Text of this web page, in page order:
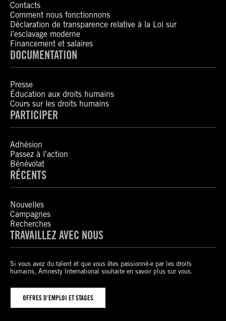
Contacts
Comment nous fonctionnons
Déclaration de transparence relative à la Loi sur
l’esclavage moderne
Financement et salaires
DOCUMENTATION
Presse
Éducation aux droits humains
Cours sur les droits humains
PARTICIPER
Adhésion
Passez à l’action
Bénévolat
RÉCENTS
Nouvelles
Campagnes
Recherches
TRAVAILLEZ AVEC NOUS
Si vous avez du talent et que vous êtes passionné-e par les droits
humains, Amnesty International souhaite en savoir plus sur vous.
OFFRES D’EMPLOI ET STAGES